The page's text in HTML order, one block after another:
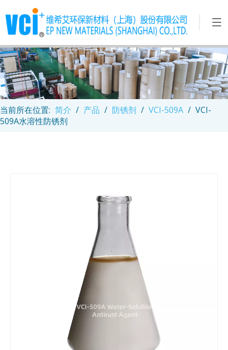
当前所在位置: 简介 / 产品 / 防锈剂 / VCI-509A / VCI-
509A水溶性防锈剂